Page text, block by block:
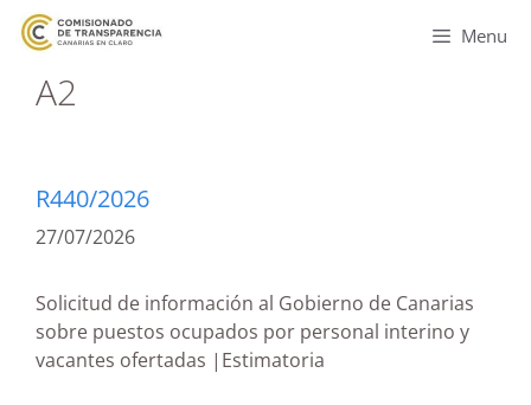
Menu
A2
R440/2026
27/07/2026
Solicitud de información al Gobierno de Canarias
sobre puestos ocupados por personal interino y
vacantes ofertadas |Estimatoria